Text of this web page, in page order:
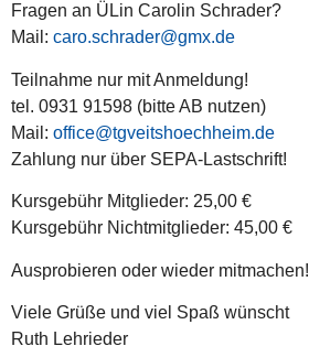
Fragen an ÜLin Carolin Schrader?
Mail: caro.schrader@gmx.de
Teilnahme nur mit Anmeldung!
tel. 0931 91598 (bitte AB nutzen)
Mail: office@tgveitshoechheim.de
Zahlung nur über SEPA-Lastschrift!
Kursgebühr Mitglieder: 25,00 €
Kursgebühr Nichtmitglieder: 45,00 €
Ausprobieren oder wieder mitmachen!
Viele Grüße und viel Spaß wünscht
Ruth Lehrieder